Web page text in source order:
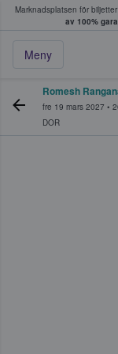
Marknadsplatsen för
av 100%
Meny
köper
Romesh
fre 19 mars 2027 •
DOR